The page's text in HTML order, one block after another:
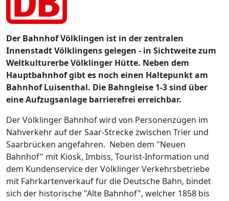
Der Bahnhof Völklingen ist in der zentralen
Innenstadt Völklingens gelegen - in Sichtweite zum
Weltkulturerbe Völklinger Hütte. Neben dem
Hauptbahnhof gibt es noch einen Haltepunkt am
Bahnhof Luisenthal. Die Bahngleise 1-3 sind über
eine Aufzugsanlage barrierefrei erreichbar.
Der Völklinger Bahnhof wird von Personenzügen im
Nahverkehr auf der Saar-Strecke zwischen Trier und
Saarbrücken angefahren. Neben dem "Neuen
Bahnhof" mit Kiosk, Imbiss, Tourist-Information und
dem Kundenservice der Völklinger Verkehrsbetriebe
mit Fahrkartenverkauf für die Deutsche Bahn, bindet
sich der historische "Alte Bahnhof", welcher 1858 bis